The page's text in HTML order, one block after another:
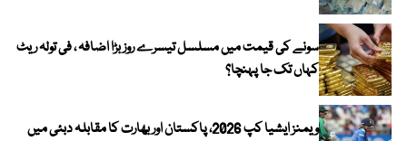
سونے کی قیمت میں مسلسل تیسرے روز بڑا اضافہ ، فی تولہ ریٹ
کہاں تک جا پہنچا؟
ویمنز ایشیا کپ 2026، پاکستان اور بھارت کا مقابلہ دبئی میں